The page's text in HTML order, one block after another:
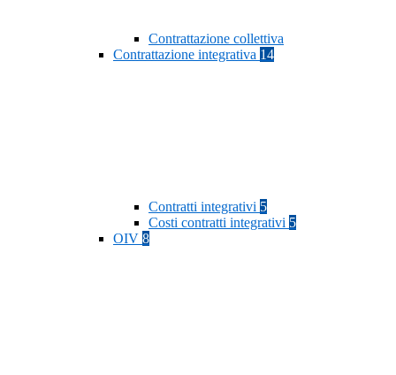
Contrattazione collettiva
Contrattazione integrativa 14
Contratti integrativi 5
Costi contratti integrativi 5
OIV 8